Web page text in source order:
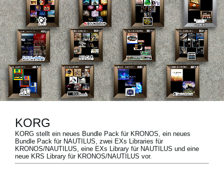
Händlersuche
Shop
Neuigkeiten
Social Media
Über KORG
KORG
KORG stellt ein neues Bundle Pack für KRONOS, ein neues
Bundle Pack für NAUTILUS, zwei EXs Libraries für
KRONOS/NAUTILUS, eine EXs Library für NAUTILUS und eine
neue KRS Library für KRONOS/NAUTILUS vor.